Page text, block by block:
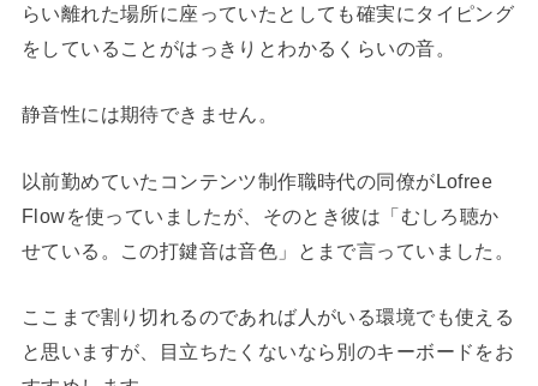
らい離れた場所に座っていたとしても確実にタイピング
をしていることがはっきりとわかるくらいの音。
静音性には期待できません。
以前勤めていたコンテンツ制作職時代の同僚がLofree
Flowを使っていましたが、そのとき彼は「むしろ聴か
せている。この打鍵音は音色」とまで言っていました。
ここまで割り切れるのであれば人がいる環境でも使える
と思いますが、目立ちたくないなら別のキーボードをお